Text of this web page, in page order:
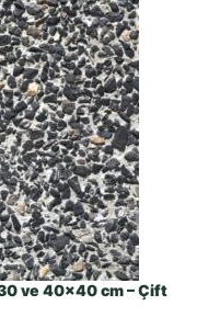
ve 40×40 cm – Çift